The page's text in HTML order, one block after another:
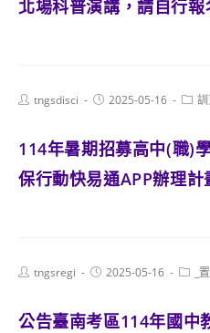
北場科普演講，請自行報
Posttngsdisci
Post2025-05-16
Post
114年暑期招募高中(職)
保行動快易通APP辦理計
Posttngsregi
Post2025-05-16
Post _
公告臺南考區114年國中